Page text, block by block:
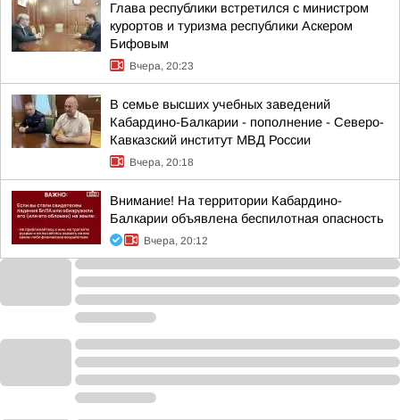
Глава республики встретился с министром
курортов и туризма республики Аскером
Бифовым
Вчера, 20:23
В семье высших учебных заведений
Кабардино-Балкарии - пополнение - Северо-
Кавказский институт МВД России
Вчера, 20:18
Внимание! На территории Кабардино-
Балкарии объявлена беспилотная опасность
Вчера, 20:12